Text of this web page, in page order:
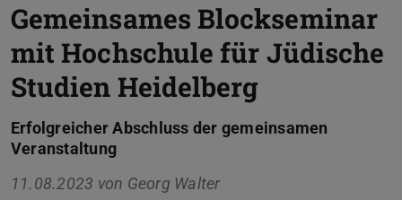
Gemeinsames Blockseminar
mit Hochschule für Jüdische
Studien Heidelberg
Erfolgreicher Abschluss der gemeinsamen
Veranstaltung
11.08.2023 von Georg Walter